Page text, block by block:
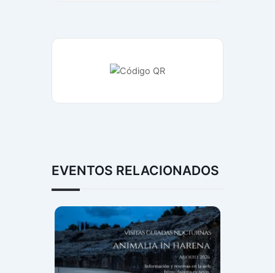
EVENTOS RELACIONADOS